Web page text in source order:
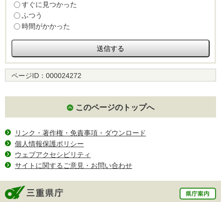
すぐに見つかった
ふつう
時間がかかった
ページID： 000024272
このページのトップへ
リンク・著作権・免責事項・ダウンロード
個人情報保護ポリシー
ウェブアクセシビリティ
サイトに関するご意見・お問い合わせ